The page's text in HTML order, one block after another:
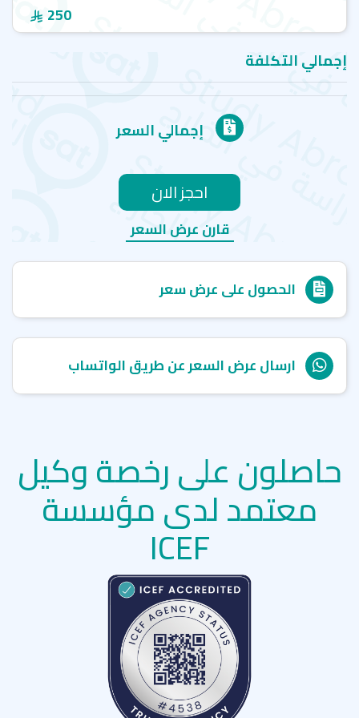
250
إجمالي التكلفة
إجمالي السعر
احجز الان
قارن عرض السعر
الحصول على عرض سعر
ارسال عرض السعر عن طريق الواتساب
حاصلون على رخصة وكيل
معتمد لدى مؤسسة
ICEF